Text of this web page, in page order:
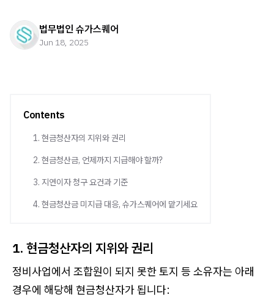
법무법인 슈가스퀘어
Jun 18, 2025
Contents
1. 현금청산자의 지위와 권리
2. 현금청산금, 언제까지 지급해야 할까?
3. 지연이자 청구 요건과 기준
4. 현금청산금 미지급 대응, 슈가스퀘어에 맡기세요
1. 현금청산자의 지위와 권리
정비사업에서 조합원이 되지 못한 토지 등 소유자는 아래
경우에 해당해 현금청산자가 됩니다: